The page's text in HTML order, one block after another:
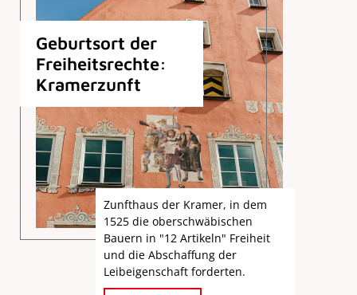
Geburtsort der
Freiheitsrechte:
Kramerzunft
Zunfthaus der Kramer, in dem
1525 die oberschwäbischen
Bauern in "12 Artikeln" Freiheit
und die Abschaffung der
Leibeigenschaft forderten.